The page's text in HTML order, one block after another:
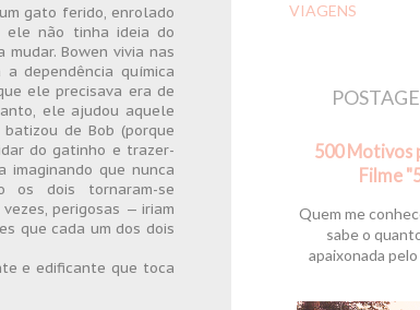
gato ferido, enrolado
ele não tinha ideia do
Bowen vivia nas
dependência química
ele precisava era de
ele ajudou aquele
de Bob (porque
do gatinho e trazer-
imaginando que nunca
os dois tornaram-se
perigosas — iriam
que cada um dos dois
e edificante que toca
VIAGENS
500 Motivos
Filme
Quem me
sabe o
apaixonada